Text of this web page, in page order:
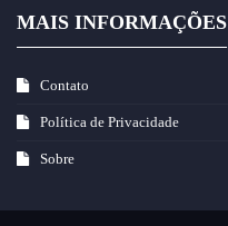
MAIS INFORMAÇÕES
Contato
Política de Privacidade
Sobre